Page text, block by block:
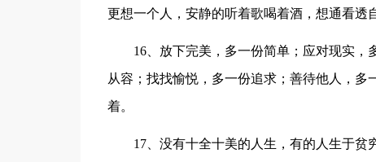
更想一个人，安静的听着歌喝着酒，想通看透
16、放下完美，多一份简单；应对现实
从容；找找愉悦，多一份追求；善待他人，
着。
17、没有十全十美的人生，有的人生于